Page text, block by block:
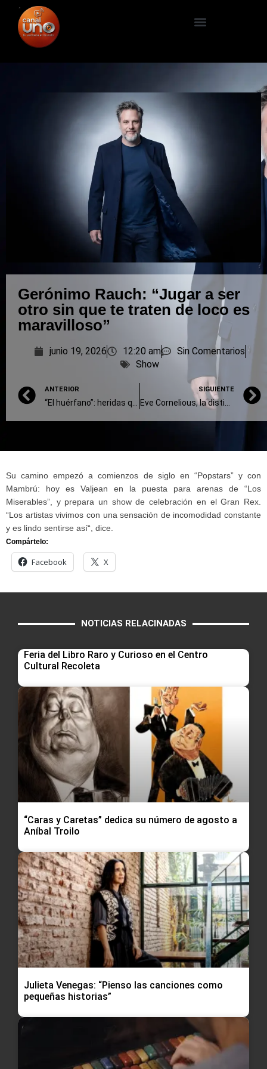
Gerónimo Rauch: “Jugar a ser
otro sin que te traten de loco es
maravilloso”
junio 19, 2026 12:20 am
Sin Comentarios
Show
ANTERIOR
“El huérfano”: heridas que se niegan a cicatrizar
SIGUIENTE
Eve Cornelious, la distinción de una voz
Su camino empezó a comienzos de siglo en “Popstars” y con
Mambrú: hoy es Valjean en la puesta para arenas de “Los
Miserables”, y prepara un show de celebración en el Gran Rex.
“Los artistas vivimos con una sensación de incomodidad constante
y es lindo sentirse así“, dice.
Compártelo:
Facebook X
NOTICIAS RELACINADAS
Feria del Libro Raro y Curioso en el Centro
Cultural Recoleta
“Caras y Caretas” dedica su número de agosto a
Aníbal Troilo
Julieta Venegas: “Pienso las canciones como
pequeñas historias”